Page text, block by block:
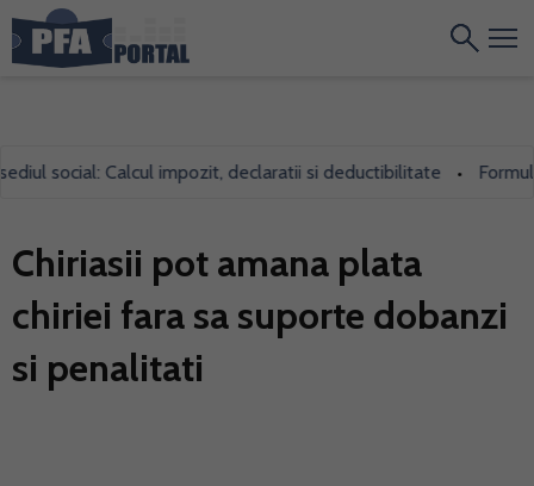
social: Calcul impozit, declaratii si deductibilitate •
Chiriasii pot amana plata
chiriei fara sa suporte dobanzi
si penalitati